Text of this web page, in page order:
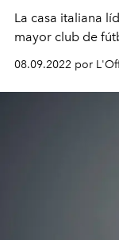
La casa italiana
mayor club de
08.09.2022 por